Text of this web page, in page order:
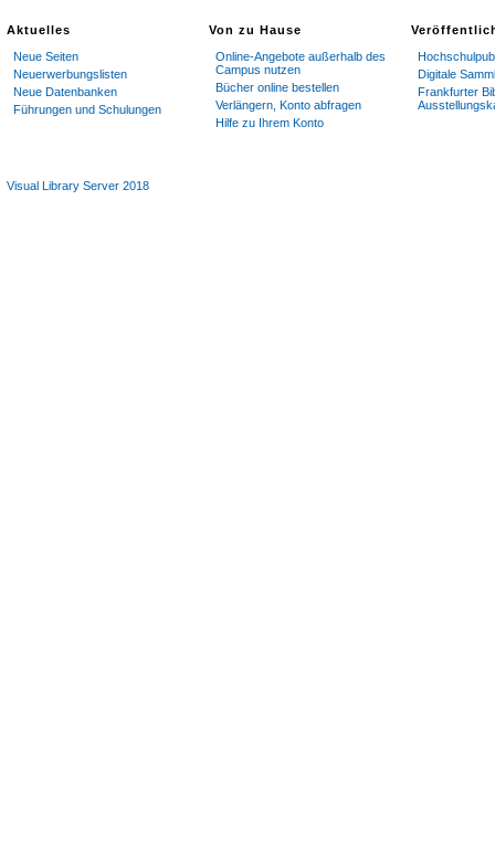
Aktuelles
Neue Seiten
Neuerwerbungslisten
Neue Datenbanken
Führungen und Schulungen
Von zu Hause
Online-Angebote außerhalb des
Campus nutzen
Bücher online bestellen
Verlängern, Konto abfragen
Hilfe zu Ihrem Konto
Digitale
Frankfurter
Visual Library Server 2018